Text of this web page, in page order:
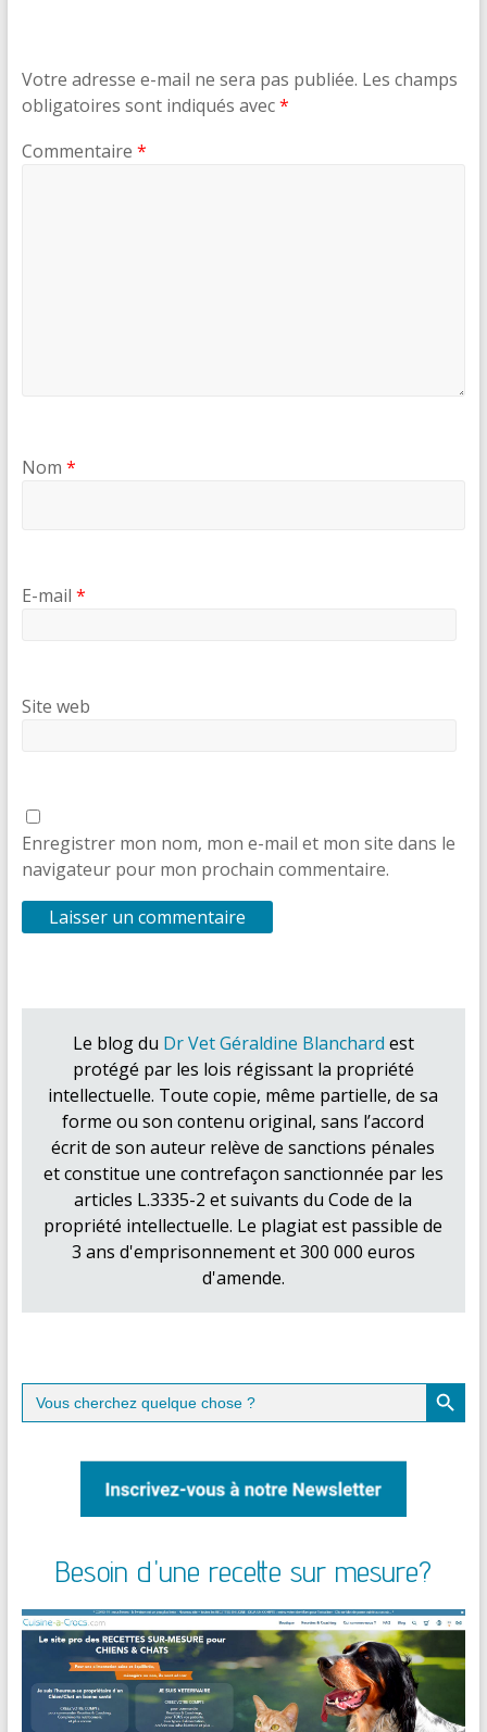
Votre adresse e-mail ne sera pas publiée. Les champs
obligatoires sont indiqués avec*
Commentaire *
Nom *
E-mail *
Site web
Enregistrer mon nom, mon e-mail et mon site dans le
navigateur pour mon prochain commentaire.
Le blog du Dr Vet Géraldine Blanchard est
protégé par les lois régissant la propriété
intellectuelle. Toute copie, même partielle, de sa
forme ou son contenu original, sans l’accord
écrit de son auteur relève de sanctions pénales
et constitue une contrefaçon sanctionnée par les
articles L.3335-2 et suivants du Code de la
propriété intellectuelle. Le plagiat est passible de
3 ans d'emprisonnement et 300 000 euros
d'amende.
Search
for:
Search Button
Besoin d'une recette sur mesure?